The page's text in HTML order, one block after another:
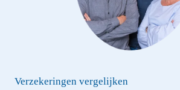
Verzekeringen vergelijken